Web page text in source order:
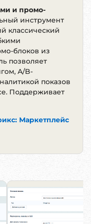
и промо-
инструмент
классический
блоков из
позволяет
A/B-
показов
Поддерживает
Маркетплейс